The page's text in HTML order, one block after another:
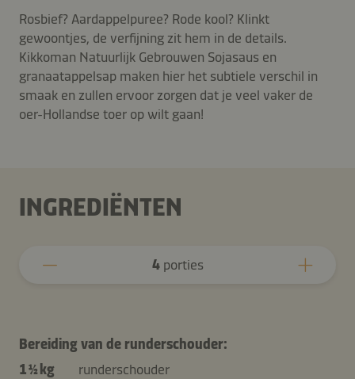
Rosbief? Aardappelpuree? Rode kool? Klinkt
gewoontjes, de verfijning zit hem in de details.
Kikkoman Natuurlijk Gebrouwen Sojasaus en
granaatappelsap maken hier het subtiele verschil in
smaak en zullen ervoor zorgen dat je veel vaker de
oer-Hollandse toer op wilt gaan!
INGREDIËNTEN
4porties
Bereiding van de runderschouder:
1 ½ kg
runderschouder